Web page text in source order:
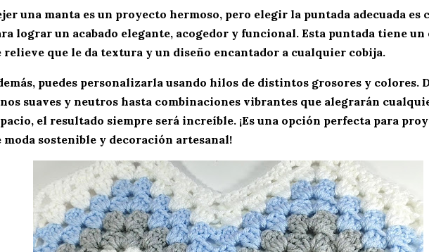
una manta es un proyecto hermoso, pero elegir la puntada adecuada es
lograr un acabado elegante, acogedor y funcional. Esta puntada tiene un
relieve que le da textura y un diseño encantador a cualquier cobija.
puedes personalizarla usando hilos de distintos grosores y colores.
suaves y neutros hasta combinaciones vibrantes que alegrarán
el resultado siempre será increíble. ¡Es una opción perfecta para
moda sostenible y decoración artesanal!